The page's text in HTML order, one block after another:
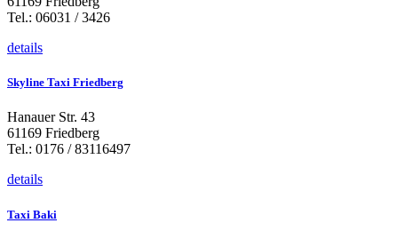
Tel.: 06031 / 3426
details
Skyline Taxi Friedberg
Hanauer Str. 43
61169 Friedberg
Tel.: 0176 / 83116497
details
Taxi Baki